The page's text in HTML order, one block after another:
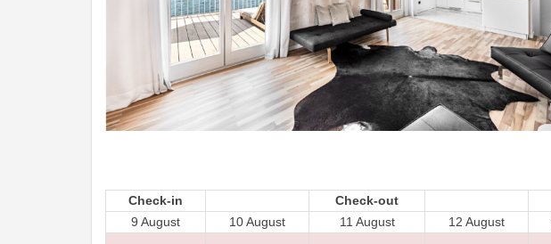
Check-in
Check-out
9 August
10 August 11 August 12 August